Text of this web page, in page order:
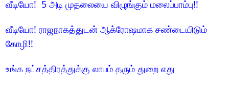
வீடியோ! 5 அடி முதலையை விழுங்கும் மலைப்பாம்பு!!
வீடியோ! ராஜநாகத்துடன் ஆக்ரோஷமாக சண்டையிடும்
கோழி!!
உங்க நட்சத்திரத்துக்கு லாபம் தரும் துறை எது